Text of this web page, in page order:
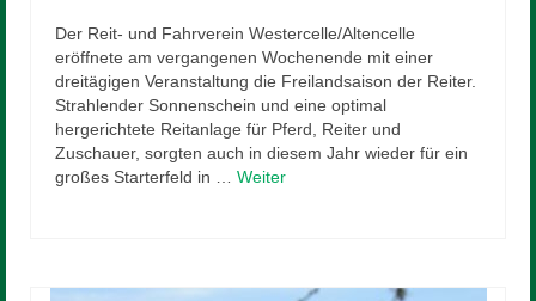
Der Reit- und Fahrverein Westercelle/Altencelle
eröffnete am vergangenen Wochenende mit einer
dreitägigen Veranstaltung die Freilandsaison der Reiter.
Strahlender Sonnenschein und eine optimal
hergerichtete Reitanlage für Pferd, Reiter und
Zuschauer, sorgten auch in diesem Jahr wieder für ein
großes Starterfeld in … Weiter